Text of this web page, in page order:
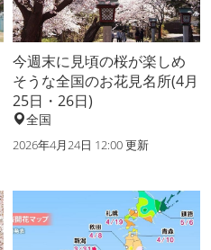
今週末に見頃の桜が楽しめ
そうな全国のお花見名所(4月
25日・26日)
全国
2026年4月24日 12:00 更新